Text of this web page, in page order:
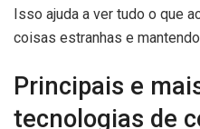
Isso ajuda a ver tudo o que
coisas estranhas e
Principais e
tecnologias de